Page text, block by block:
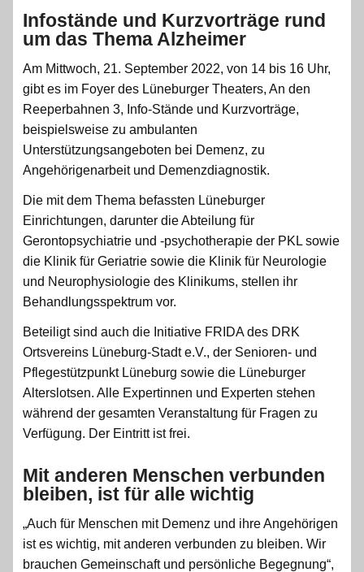
Infostände und Kurzvorträge rund
um das Thema Alzheimer
Am Mittwoch, 21. September 2022, von 14 bis 16 Uhr,
gibt es im Foyer des Lüneburger Theaters, An den
Reeperbahnen 3, Info-Stände und Kurzvorträge,
beispielsweise zu ambulanten
Unterstützungsangeboten bei Demenz, zu
Angehörigenarbeit und Demenzdiagnostik.
Die mit dem Thema befassten Lüneburger
Einrichtungen, darunter die Abteilung für
Gerontopsychiatrie und -psychotherapie der PKL sowie
die Klinik für Geriatrie sowie die Klinik für Neurologie
und Neurophysiologie des Klinikums, stellen ihr
Behandlungsspektrum vor.
Beteiligt sind auch die Initiative FRIDA des DRK
Ortsvereins Lüneburg-Stadt e.V., der Senioren- und
Pflegestützpunkt Lüneburg sowie die Lüneburger
Alterslotsen. Alle Expertinnen und Experten stehen
während der gesamten Veranstaltung für Fragen zu
Verfügung. Der Eintritt ist frei.
Mit anderen Menschen verbunden
bleiben, ist für alle wichtig
„Auch für Menschen mit Demenz und ihre Angehörigen
ist es wichtig, mit anderen verbunden zu bleiben. Wir
brauchen Gemeinschaft und persönliche Begegnung“,